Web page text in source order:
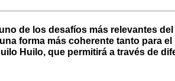
de los desafíos más relevantes
forma más coherente tanto para
Huilo, que permitirá a través de